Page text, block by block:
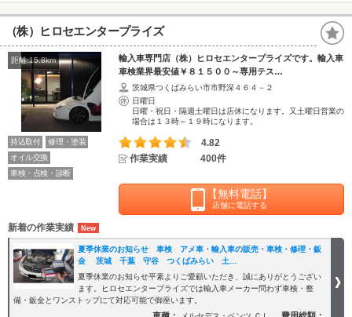
（株）ヒロセエンタープライズ
距離:15.8km
輸入車専門店（株）ヒロセエンタープライズです。輸入車
車検業界最安値￥８１５００～専用テス…
茨城県つくばみらい市市野深４６４－２
日曜日
日曜・祝日・隔週土曜日は店休になります。又土曜日営業の
場合は１３時～１９時になります。
持込取付
修理・塗装
オイル交換
車検・点検・診断
4.82
作業実績
400件
【無料電話】
店舗に電話する
新着の作業実績
夏季休業のお知らせ 車検 アメ車・輸入車の販売・車検・修理・鈑
金 茨城 千葉 守谷 つくばみらい 土…
夏季休業のお知らせ平素よりご愛顧いただき、誠にありがとうござい
ます。ヒロセエンタープライズでは輸入車メーカー問わず車検・整
備・鈑金とワンストップにて対応可能で御座います。